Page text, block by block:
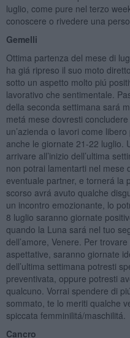
luglio, come pure nel terzo
conoscere o rivedere una
Gemelli
Ottima partenza del mese di
ha giá ripreso il suo moto
sotto un aspetto molto piú
lavorativo che sentimentale.
della seconda settimana sará
metá mese dovresti
un’azienda o lavori come
anche le giornate 21-22 luglio.
arrivare all’inizio dell’ultima
non potrai lamentarti nel mese
eventuale partner, e tornerá la
scorso avrá avuto qualche
un incontro emozionante, lo
8 luglio saranno giornate
quando la Luna sará nel tuo
dell’amore, Venere. Per
aspettative, saranno giornate
dell’ultima settimana potresti
preventivata, oppure potresti
qualcuno. Vorrai spendere di
sommato, te lo meriti qualche
spiccata femminilitá/maschilitá.
Cancro